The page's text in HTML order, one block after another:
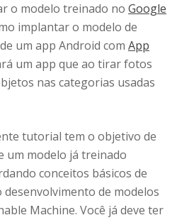
o modelo treinado no Google
implantar o modelo de
um app Android com App
um app que ao tirarfotos
nas categorias usadas
tutorial tem o objetivo de
um modelo já treinado
conceitos básicos de
de modelos
Machine. Você já deve ter